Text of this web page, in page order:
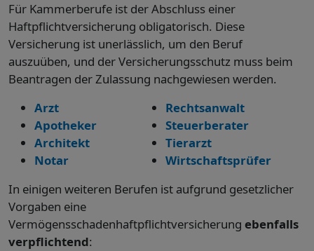
Für Kammerberufe ist der Abschluss einer
Haftpflichtversicherung obligatorisch. Diese
Versicherung ist unerlässlich, um den Beruf
auszuüben, und der Versicherungsschutz muss beim
Beantragen der Zulassung nachgewiesen werden.
Arzt
Apotheker
Architekt
Notar
Rechtsanwalt
Steuerberater
Tierarzt
Wirtschaftsprüfer
In einigen weiteren Berufen ist aufgrund gesetzlicher
Vorgaben eine
Vermögensschadenhaftpflichtversicherung ebenfalls
verpflichtend: